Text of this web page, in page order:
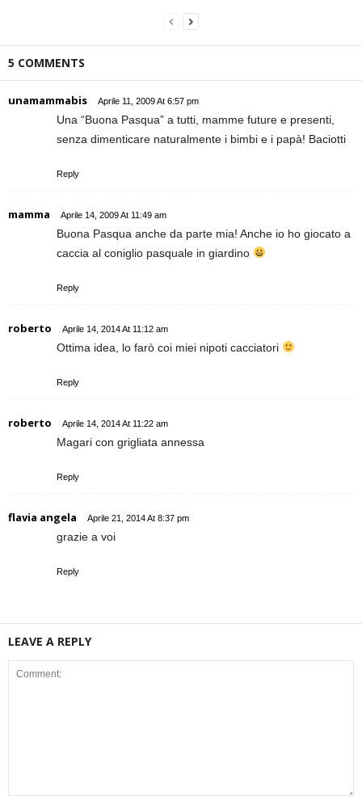
5 COMMENTS
unamammabis Aprile 11, 2009 At 6:57 pm
Una “Buona Pasqua” a tutti, mamme future e presenti,
senza dimenticare naturalmente i bimbi e i papà! Baciotti
Reply
mamma Aprile 14, 2009 At 11:49 am
Buona Pasqua anche da parte mia! Anche io ho giocato a
caccia al coniglio pasquale in giardino
Reply
roberto Aprile 14, 2014 At 11:12 am
Ottima idea, lo farò coi miei nipoti cacciatori
Reply
roberto Aprile 14, 2014 At 11:22 am
Magari con grigliata annessa
Reply
flavia angela Aprile 21, 2014 At 8:37 pm
grazie a voi
Reply
LEAVE A REPLY